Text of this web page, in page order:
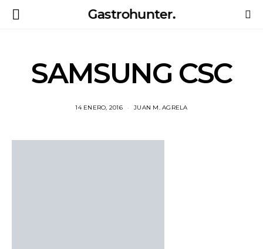
Gastrohunter.
SAMSUNG CSC
14 ENERO, 2016 JUAN M. AGRELA